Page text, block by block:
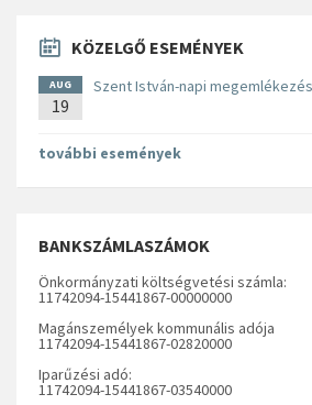
KÖZELGŐ ESEMÉNYEK
AUG
19
Szent István-napi
további események
BANKSZÁMLASZÁMOK
Önkormányzati költségvetési számla:
11742094-15441867-00000000
Magánszemélyek kommunális adója
11742094-15441867-02820000
Iparűzési adó:
11742094-15441867-03540000